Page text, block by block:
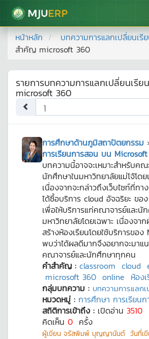
มหาวิทยาลัยแม่โจ้
หน้าหลัก บทความการแลกเปลี่ยนเรี
สำคัญ microsoft 360
รายการบทความการแลกเปลี่ยนเรี
microsoft 360
การศึกษาด้านภูมิสถาปัตยกรรม
การเรียนการสอน บน
บทความนี้อาจจะเหมาะสำหรับคณ
นักศึกษาในมหาวิทยาลัยแม่โจ้โดย
เนื่องจากจะกล่าวถึงเว็บไซท์ที่ทา
ได้ซื้อบริการ cloud อัจฉริยะ ขอ
เพื่อให้บริการแก่คณาจารย์และนั
มหาวิทยาลัยโดยเฉพาะ เนื่องจา
สร้างห้องเรียนโดยใช้บริการขอ
พบว่าได้ผลดีมากจึงอยากจะมาแ
คณาจารย์และนักศึกษาทุกคน
คำสำคัญ : classroom cloud
microsoft 360 online ห้อง
กลุ่มบทความ : บทความการแลก
หมวดหมู่ : การศึกษา การเรียนก
สถิติการเข้าถึง : เปิดอ่าน 3510
คิดเห็น 0 ครั้ง
ผู้เขียน จรัสพิมพ์ บุญญานันต์ วันที่เ